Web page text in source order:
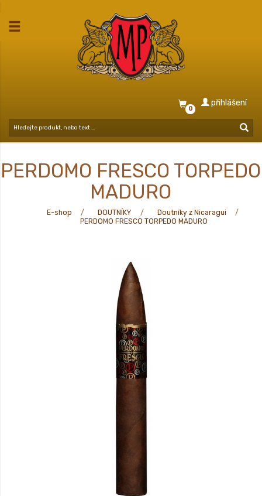
0
přihlášení
PERDOMO FRESCO TORPEDO
MADURO
E-shop DOUTNÍKY
Doutníky z Nicaragui
PERDOMO FRESCO TORPEDO MADURO